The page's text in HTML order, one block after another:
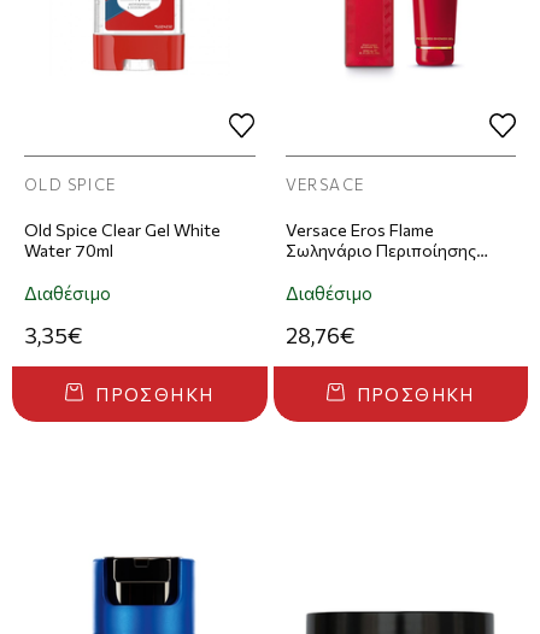
OLD SPICE
Old Spice Clear Gel White
Water 70ml
Διαθέσιμο
3,35€
ΠΡΟΣΘΉΚΗ
VERSACE
Versace Eros Flame
Σωληνάριο Περιποίησης
Διαθέσιμο
28,76€
ΠΡΟΣΘΉΚΗ